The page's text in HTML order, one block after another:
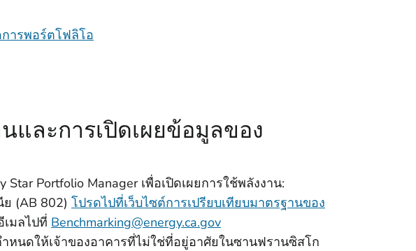
ารพอร์ตโฟลิโอ
และการเปิดเผยข้อมูลของ
Portfolio Manager เพื่อเปิดเผยการใช้พลังงาน:
(AB 802) โปรดไปที่เว็บไซต์การเปรียบเทียบมาตรฐานของ
มลไปที่ Benchmarking@energy.ca.gov
นดให้เจ้าของอาคารที่ไม่ใช่ที่อยู่อาศัยในซานฟรานซิสโก